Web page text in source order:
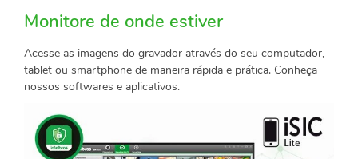
Monitore de onde estiver
Acesse as imagens do gravador através do seu computador,
tablet ou smartphone de maneira rápida e prática. Conheça
nossos softwares e aplicativos.